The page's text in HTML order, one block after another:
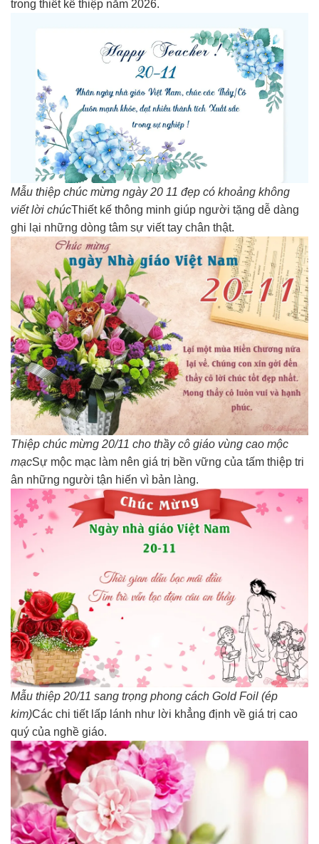
trong thiết kế thiệp năm 2026.
Mẫu thiệp chúc mừng ngày 20 11 đẹp có khoảng không
viết lời chúcThiết kế thông minh giúp người tặng dễ dàng
ghi lại những dòng tâm sự viết tay chân thật.
Thiệp chúc mừng 20/11 cho thầy cô giáo vùng cao mộc
mạcSự mộc mạc làm nên giá trị bền vững của tấm thiệp tri
ân những người tận hiến vì bản làng.
Mẫu thiệp 20/11 sang trọng phong cách Gold Foil (ép
kim)Các chi tiết lấp lánh như lời khẳng định về giá trị cao
quý của nghề giáo.